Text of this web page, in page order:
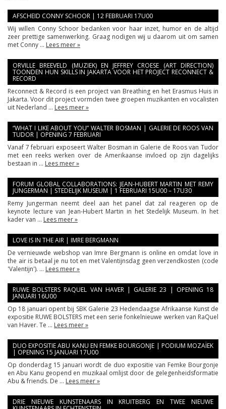
AFSCHEID CONNY SCHOOR | 12 FEBRUARI 17U00
Wij willen Conny Schoor bedanken voor haar inzet, humor en de altijd
zeer prettige samenwerking. Graag nodigen wij u daarom uit om samen
met Conny ... Lees meer »
ORVILLE BREEVELD (MUZIEK) EN JEFFREY CROESE (ART DIRECTION)
TOONDEN HUN SKILLS IN JAKARTA VOOR HET PROJECT RECONNECT &
RECORD
Reconnect & Record is een project van Breathing en het Erasmus Huis in
Jakarta. Voor dit project vormden twee groepen muzikanten en vocalisten
uit Nederland ... Lees meer »
“WHAT I LIKE ABOUT YOU” WALTER BOSMAN | GALERIE DE ROOS VAN
TUDOR | OPENING 7 FEBRUARI
Vanaf 7 februari exposeert Walter Bosman in Galerie de Roos van Tudor
met een reeks werken over de Amerikaanse invloed op zijn dagelijks
bestaan in ... Lees meer »
FORUM GLOBAL COLLABORATIONS: JEAN-HUBERT MARTIN MET REMY
JUNGERMAN | STEDELIJK MUSEUM | 1 FEBRUARI 15U00 – 17U30
Remy Jungerman neemt deel aan het panel dat zal reageren op de
keynote lecture van Jean-Hubert Martin in het Stedelijk Museum. In het
kader van ... Lees meer »
LOVE IS IN THE AIR | IMRE BERGMANN
De vernieuwde webshop van Imre Bergmann is online en omdat love in
the air is betaal je nu tot en met Valentijnsdag geen verzendkosten (code
'Valentijn'). ... Lees meer »
RUWE BOLSTERS RAQUEL VAN HAVER | GALERIE 23 | OPENING 18
JANUARI 16U00
Op 18 januari opent bij SBK Galerie 23 Hedendaagse Afrikaanse Kunst de
expositie RUWE BOLSTERS met een serie fonkelnieuwe werken van RaQuel
van Haver. Te ... Lees meer »
DUO EXPOSITIE ABU KANU EN FEMKE BOURGONJE | PODIUM MOZAÏEK
| OPENING 15 JANUARI 17U00
Op donderdag 15 januari wordt de duo expositie van Femke Bourgonje
en Abu Kanu geopend en muzikaal omlijst door de gelegenheidsformatie
Abu & friends. De ... Lees meer »
DRIE NIEUWE KUNSTENAARS IN KRUITBERG EN TWEE NIEUWE